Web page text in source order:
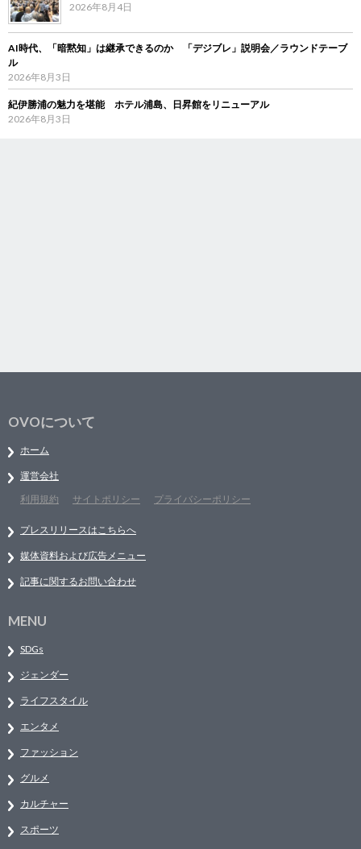
2026年8月4日
AI時代、「暗黙知」は継承できるのか 「デジブレ」説明会／ラウンドテーブ
ル
2026年8月3日
紀伊勝浦の魅力を堪能 ホテル浦島、日昇館をリニューアル
2026年8月3日
OVOについて
ホーム
運営会社
利用規約
サイトポリシー プライバシーポリシー
プレスリリースはこちらへ
媒体資料および広告メニュー
記事に関するお問い合わせ
MENU
SDGs
ジェンダー
ライフスタイル
エンタメ
ファッション
グルメ
カルチャー
スポーツ